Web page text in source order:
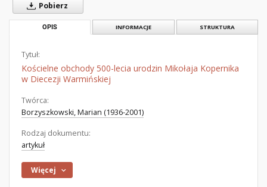
Pobierz
OPIS INFORMACJE STRUKTURA
Tytuł:
Kościelne obchody 500-lecia urodzin Mikołaja Kopernika
w Diecezji Warmińskiej
Twórca:
Borzyszkowski, Marian (1936-2001)
Rodzaj dokumentu:
artykuł
Więcej